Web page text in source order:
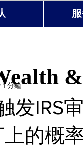
发IRS
上的概
1 分鐘
&